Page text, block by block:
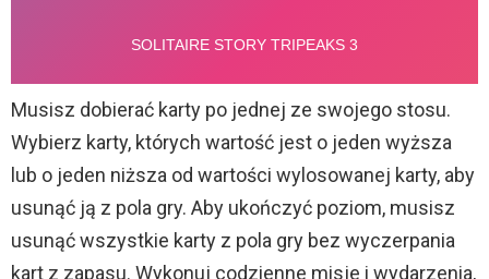
Musisz dobierać karty po jednej ze swojego stosu.
Wybierz karty, których wartość jest o jeden wyższa
lub o jeden niższa od wartości wylosowanej karty, aby
usunąć ją z pola gry. Aby ukończyć poziom, musisz
usunąć wszystkie karty z pola gry bez wyczerpania
kart z zapasu. Wykonuj codzienne misje i wydarzenia,